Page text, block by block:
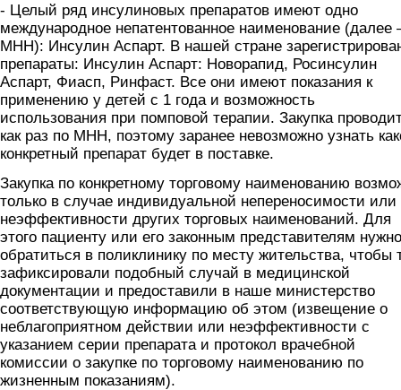
- Целый ряд инсулиновых препаратов имеют одно
международное непатентованное наименование
МНН): Инсулин Аспарт. В нашей стране
препараты: Инсулин Аспарт: Новорапид, Росинсулин
Аспарт, Фиасп, Ринфаст. Все они имеют показания к
применению у детей с 1 года и возможность
использования при помповой терапии. Закупка
как раз по МНН, поэтому заранее невозможно узнать
конкретный препарат будет в поставке.
Закупка по конкретному торговому наименованию
только в случае индивидуальной непереносимости или
неэффективности других торговых наименований. Для
этого пациенту или его законным представителям нужно
обратиться в поликлинику по месту жительства, чтобы
зафиксировали подобный случай в медицинской
документации и предоставили в наше министерство
соответствующую информацию об этом (извещение о
неблагоприятном действии или неэффективности с
указанием серии препарата и протокол врачебной
комиссии о закупке по торговому наименованию по
жизненным показаниям).